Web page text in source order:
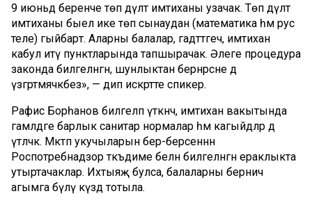
9 июньдә беренче төп дәүләт имтиханы узачак. Төп дәүләт
имтиханы быел ике төп сынаудан (математика һәм рус
теле) гыйбарәт. Аларны балалар, гадәттәгечә, имтихан
кабул итү пунктларында тапшырачак. Әлеге процедура
законда билгеләнгән, шунлыктан бернәрсәне дә
үзгәртмәячәкбез», — дип искәртте спикер.
Рафис Борһанов билгеләп үткәнчә, имтихан вакытында
гамәлдәге барлык санитар нормалар һәм кагыйдәләр дә
үтәләчәк. Мәктәп укучыларын бер-берсеннән
Роспотребнадзор тәкъдиме белән билгеләнгән ераклыкта
утыртачаклар. Ихтыяҗ булса, балаларны берничә
агымга бүлү күздә тотыла.